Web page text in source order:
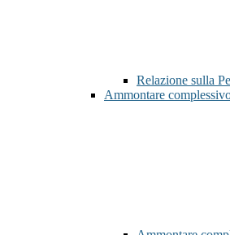
Relazione sulla
Ammontare